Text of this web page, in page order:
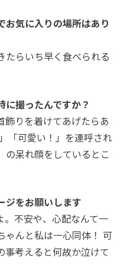
気に入りの場所はあり
たらいち早く食べられる
撮ったんですか？
飾りを着けてあげたらあ
「可愛い！」を連呼され
の呆れ顔をしているとこ
ジをお願いします
。不安や、心配なんて一
ゃんと私は一心同体！ 可
事考えると何故か泣けて